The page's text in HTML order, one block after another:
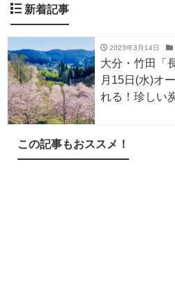
新着記事
2023年3月14日
大分・竹田「
月15日(水)オ
れる！珍しい
この記事もおススメ！